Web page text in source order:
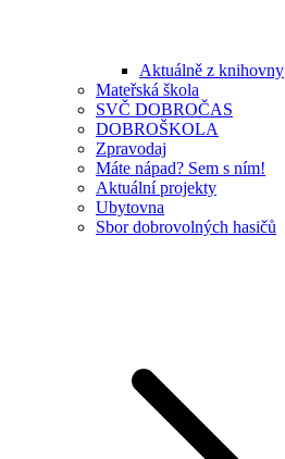
Aktuálně z knihovny
Mateřská škola
SVČ DOBROČAS
DOBROŠKOLA
Zpravodaj
Máte nápad? Sem s ním!
Aktuální projekty
Ubytovna
Sbor dobrovolných hasičů